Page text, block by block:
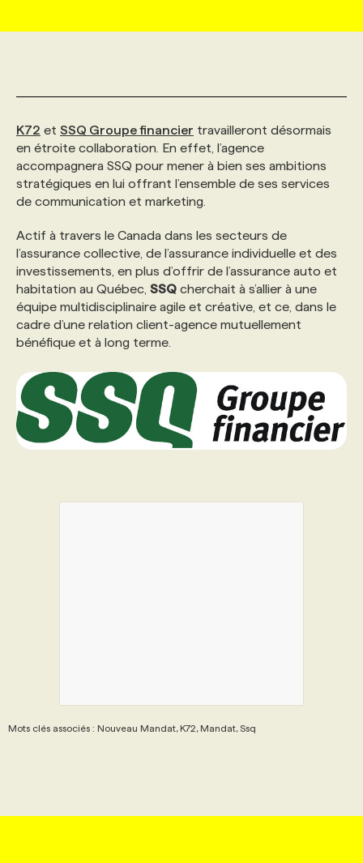
AFFAIRES DE L'INDUSTRIE
INITIATIVES NUMÉRIQUES
PRIX ET DISTINCTIONS
TENDANCES
WEB & MÉDIAS SOCIAUX
MARKETING DURABLE
GEO/SEO
ÉVÉNEMENTIEL
NOS AUTEUR‧RICES
INFOLETTRE PUBLICITÉ
ANNONCEZ AVEC NOUS
CONSULTER LA CVTHÈQUE
PROFIL ENTREPRISE
FAQ
ANNONCEZ AVEC NOUS
VOIR LES OFFRES
PROFIL CANDIDAT
FAQ
ANNONCEZ AVEC NOUS
NOS FORMATIONS EN LIGNE
NOS PARCOURS DE FORMATIONS
FORMATIONS PERSONNALISÉES
NOS FORMATEUR‧RICES
POURQUOI CHOISIR NOS FORMATIONS
NOS TARIFS
PROGRAMMES DE SUBVENTIONS
FAQ
ANNONCEZ AVEC NOUS
CHASSE DE TÊTE
SERVICE DE CHASSE DE TÊTE
NOS TARIFS
NOS EXPERTISES
ANNONCEZ AVEC NOUS
K72 et SSQ Groupe financier travailleront désormais
en étroite collaboration. En effet, l’agence
accompagnera SSQ pour mener à bien ses ambitions
stratégiques en lui offrant l’ensemble de ses services
de communication et marketing.
Actif à travers le Canada dans les secteurs de
l’assurance collective, de l’assurance individuelle et des
investissements, en plus d’offrir de l’assurance auto et
habitation au Québec, SSQ cherchait à s’allier à une
équipe multidisciplinaire agile et créative, et ce, dans le
cadre d’une relation client-agence mutuellement
bénéfique et à long terme.
Mots clés associés : Nouveau Mandat, K72, Mandat, Ssq